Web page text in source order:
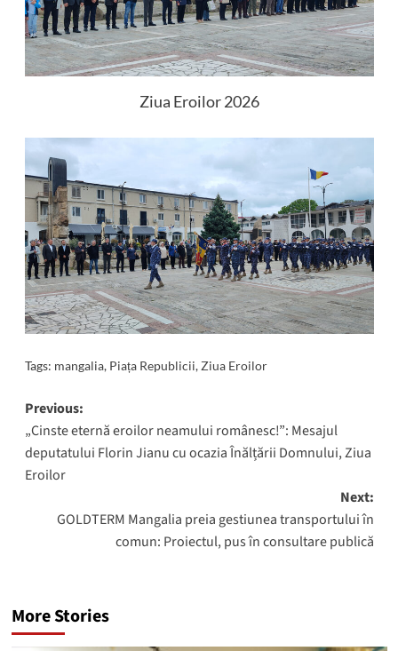
Ziua Eroilor 2026
Tags: mangalia, Piața Republicii,Ziua Eroilor
Post
navigation
Previous:
„Cinste eternă eroilor neamului românesc!”: Mesajul
deputatului Florin Jianu cu ocazia Înălțării Domnului, Ziua
Eroilor
Next:
GOLDTERM Mangalia preia gestiunea transportului în
comun: Proiectul, pus în consultare publică
More Stories